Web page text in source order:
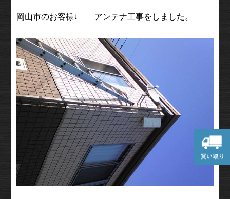
岡山市のお客様↓ アンテナ工事をしました。